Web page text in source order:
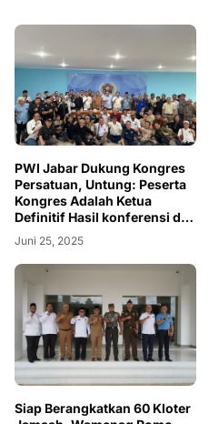
PWI Jabar Dukung Kongres
Persatuan, Untung: Peserta
Kongres Adalah Ketua
Definitif Hasil konferensi dan
Bukan Plt yang Ditunjuk
Juni 25, 2025
Siap Berangkatkan 60 Kloter